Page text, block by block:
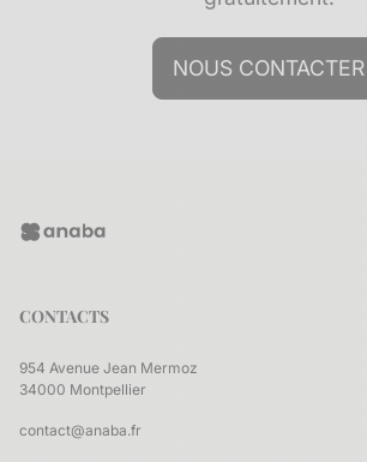
NOUS CONTACTER
CONTACTS
954 Avenue Jean Mermoz
34000 Montpellier
contact@anaba.fr